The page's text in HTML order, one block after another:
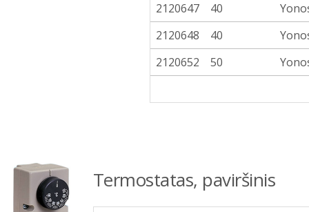
2120647
40
2120648
40
2120652
50
Termostatas, paviršinis